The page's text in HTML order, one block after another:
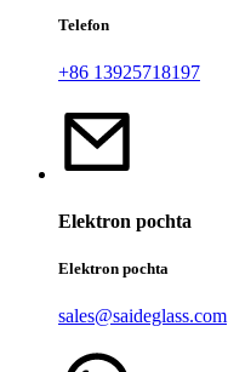
Telefon
+86 13925718197
Elektron pochta
Elektron pochta
sales@saideglass.com